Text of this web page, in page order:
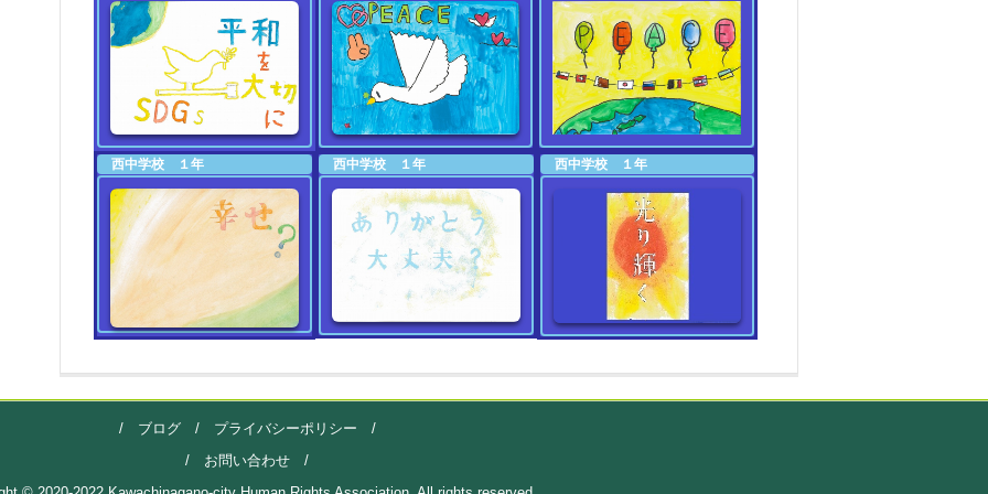
西中学校 １年 西中学校 １年 西中学校 １年
/ ブログ/プライバシーポリシー /
/ お問い合わせ /